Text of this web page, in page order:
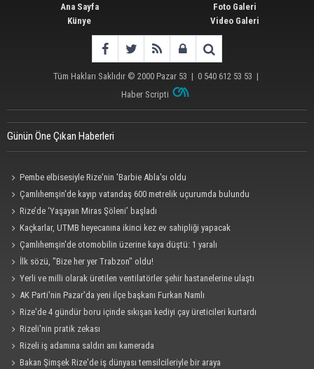
Ana Sayfa
Künye
Foto Galeri
Video Galeri
Tüm Hakları Saklıdır © 2000 Pazar 53 | 0 540 612 53 53 |
Haber Scripti
Günün Öne Çıkan Haberleri
Pembe elbisesiyle Rize'nin 'Barbie Abla'sı oldu
Çamlıhemşin'de kayıp vatandaş 600 metrelik uçurumda bulundu
Rize’de ‘Yaşayan Miras Şöleni’ başladı
Kaçkarlar, UTMB heyecanına ikinci kez ev sahipliği yapacak
Çamlıhemşin'de otomobilin üzerine kaya düştü: 1 yaralı
İlk sözü, "Bize her yer Trabzon" oldu!
Yerli ve milli olarak üretilen ventilatörler şehir hastanelerine ulaştı
AK Parti'nin Pazar'da yeni ilçe başkanı Furkan Namlı
Rize'de 4 gündür boru içinde sıkışan kediyi çay üreticileri kurtardı
Rizeli'nin pratik zekası
Rizeli iş adamına saldırı anı kamerada
Bakan Şimşek Rize'de iş dünyası temsilcileriyle bir araya